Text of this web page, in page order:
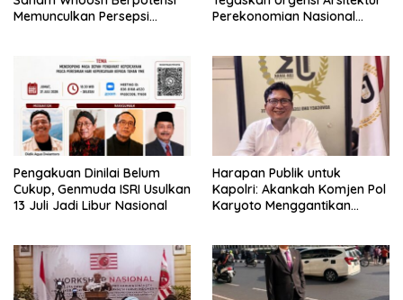
Memunculkan Persepsi
Perekonomian Nasional
Nasional
Pengakuan Dinilai Belum
Cukup, Genmuda ISRI Usulkan
13 Juli Jadi Libur Nasional
Harapan Publik untuk
Kapolri: Akankah Komjen Pol
Karyoto Menggantikan